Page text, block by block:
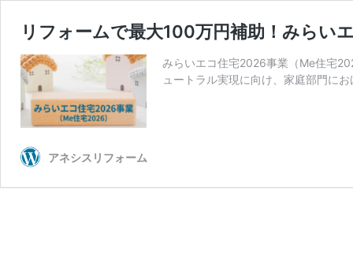
リフォームで最大100万円補助！みらい
みらいエコ住宅2026事業（Me住宅
ュートラル実現に向け、家庭部門に
アネシスリフォーム